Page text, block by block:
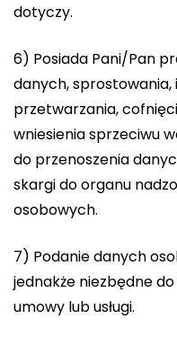
dotyczy.
6) Posiada Pani/Pan
danych, sprostowania,
przetwarzania,
wniesienia sprzeciwu
do przenoszenia
skargi do organu
osobowych.
7) Podanie danych
jednakże niezbędne
umowy lub usługi.